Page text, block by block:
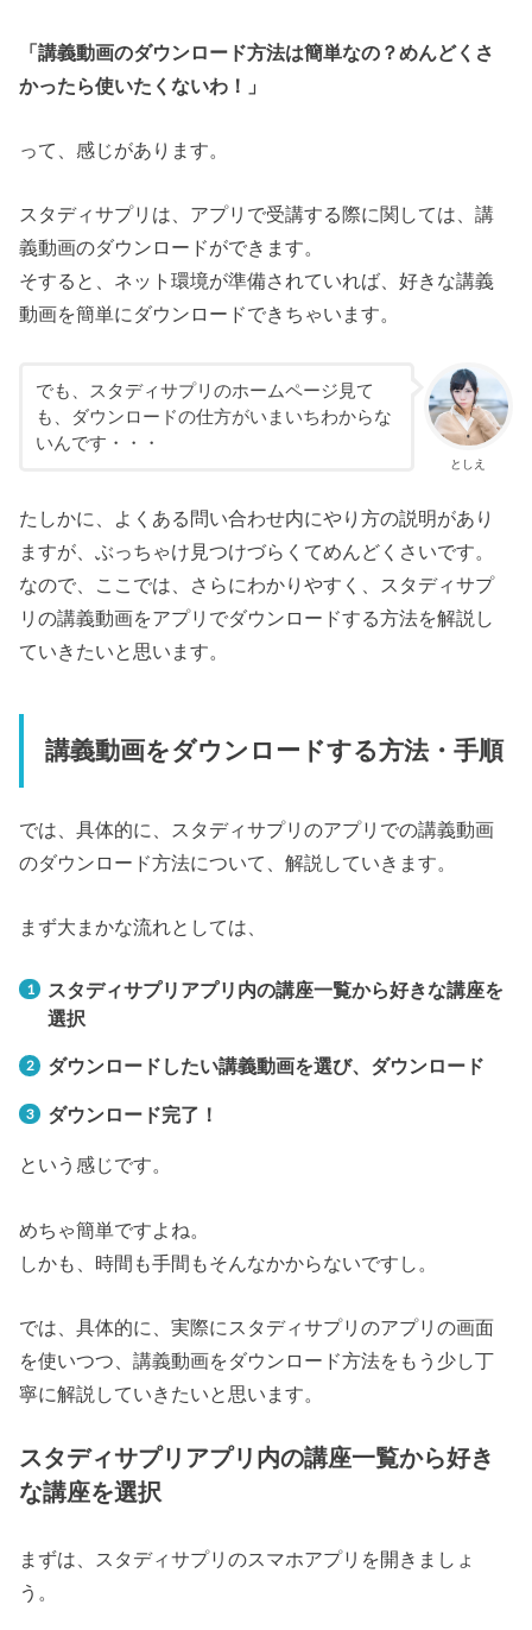
「講義動画のダウンロード方法は簡単なの？めんどくさ
かったら使いたくないわ！」
って、感じがあります。
スタディサプリは、アプリで受講する際に関しては、講
義動画のダウンロードができます。
そすると、ネット環境が準備されていれば、好きな講義
動画を簡単にダウンロードできちゃいます。
としえ
でも、スタディサプリのホームページ見て
も、ダウンロードの仕方がいまいちわからな
いんです・・・
たしかに、よくある問い合わせ内にやり方の説明があり
ますが、ぶっちゃけ見つけづらくてめんどくさいです。
なので、ここでは、さらにわかりやすく、スタディサプ
リの講義動画をアプリでダウンロードする方法を解説し
ていきたいと思います。
講義動画をダウンロードする方法・手順
では、具体的に、スタディサプリのアプリでの講義動画
のダウンロード方法について、解説していきます。
まず大まかな流れとしては、
スタディサプリアプリ内の講座一覧から好きな講座を
選択
ダウンロードしたい講義動画を選び、ダウンロード
ダウンロード完了！
という感じです。
めちゃ簡単ですよね。
しかも、時間も手間もそんなかからないですし。
では、具体的に、実際にスタディサプリのアプリの画面
を使いつつ、講義動画をダウンロード方法をもう少し丁
寧に解説していきたいと思います。
スタディサプリアプリ内の講座一覧から好き
な講座を選択
まずは、スタディサプリのスマホアプリを開きましょ
う。